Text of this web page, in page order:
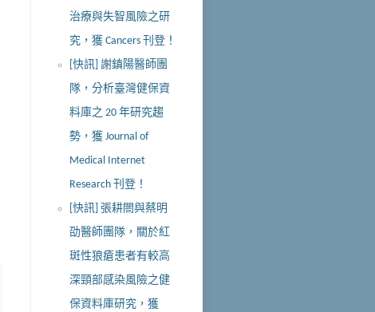
治療與失智風險之研
究，獲 Cancers 刊登！
[快訊] 謝鎮陽醫師團
隊，分析臺灣健保資
料庫之 20 年研究趨
勢，獲 Journal of
Medical Internet
Research 刊登！
[快訊] 張耕閤與蔡明
劭醫師團隊，關於紅
斑性狼瘡患者有較高
深頸部感染風險之健
保資料庫研究，獲